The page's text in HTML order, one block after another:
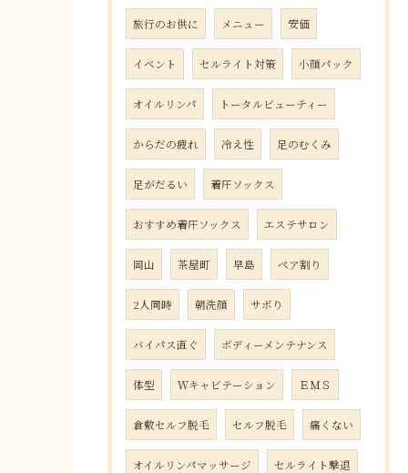
旅行のお供に メニュー 安価
イベント セルライト対策 小顔パック
オイルリンパ トータルビューティー
からだの疲れ 冷え性 足のむくみ
足がだるい 着圧ソックス
おすすめ着圧ソックス エステサロン
岡山 茶屋町 早島 ペア割り
2人同時 朝洗顔 サボり
バイパス直ぐ ボディーメンテナンス
体型 Ｗキャビテーション ＥＭＳ
倉敷セルフ脱毛 セルフ脱毛 痛くない
オイルリンパマッサージ セルライト撃退